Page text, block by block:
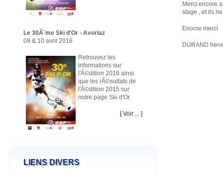
Le 30Ã¨me Ski d'Or - Avoriaz
09 & 10 avril 2016
Retrouvez les
informations sur
l'Ã©dition 2016 ainsi
que les rÃ©sultats de
l'Ã©dition 2015 sur
notre page Ski d'Or
[ Voir ... ]
LIENS DIVERS
Merci encore
stage , et ils
Enocre merci
DURAND